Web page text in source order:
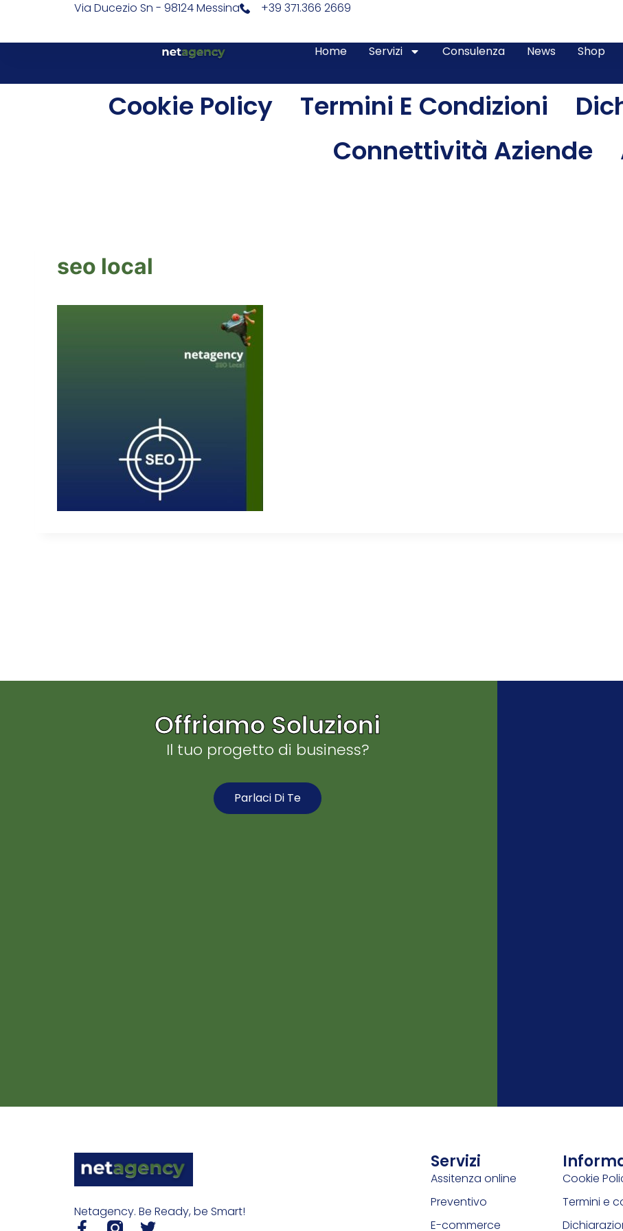
Via Ducezio Sn - 98124 Messina +39 371.366 2669
Home Servizi Consulenza News Shop
Cookie Policy Termini E Condizioni
Connettività Aziende
seo local
Offriamo Soluzioni
Il tuo progetto di business?
Parlaci Di Te
Netagency. Be Ready, be Smart!
Servizi
Assitenza online
Preventivo
E-commerce
Cookie
Termini e